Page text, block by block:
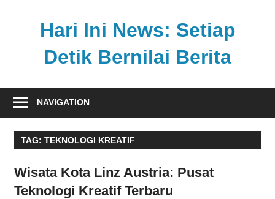
Hari Ini News: Setiap
Detik Bernilai Berita
nasional
internasional
tercepat
henti
NAVIGATION
TAG: TEKNOLOGI KREATIF
Wisata Kota Linz Austria: Pusat
Teknologi Kreatif Terbaru